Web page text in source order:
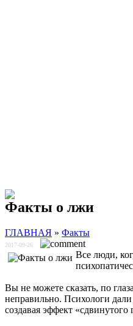
Факты о лжи
ГЛАВНАЯ » Факты
2017-09-26
Все люди,
Вы не можете сказать, по
неправильно. Психологи дали
создавая эффект